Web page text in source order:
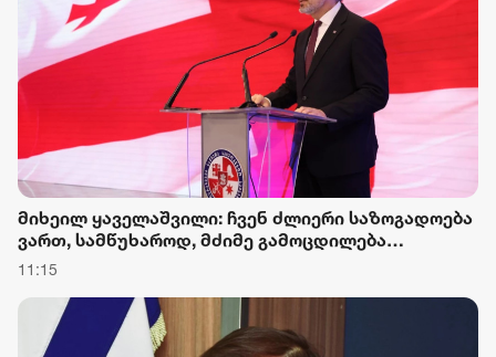
მიხეილ ყაველაშვილი: ჩვენ ძლიერი საზოგადოება
ვართ, სამწუხაროდ, მძიმე გამოცდილება
გავიარეთ და მივიღეთ აგვისტოს ომის ტრაგედია,
11:15